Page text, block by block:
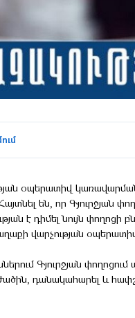
օպերատիվ
են, որ Գյուրջյան
է դիմել նույն փողոցի
վարչության
Գյուրջյան
դանակահարել և